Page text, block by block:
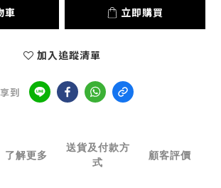
車 立即購買
加入追蹤清單
到
了解更多
送貨及付款方
式
顧客評價